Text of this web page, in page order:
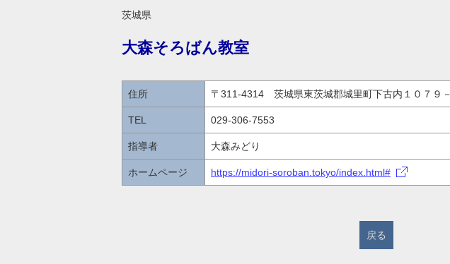
茨城県
大森そろばん教室
住所 〒311-4314 茨城県東茨城郡城里町下古内１０７９－
TEL 029-306-7553
指導者 大森みどり
ホームページ https://midori-soroban.tokyo/index.html#
戻る